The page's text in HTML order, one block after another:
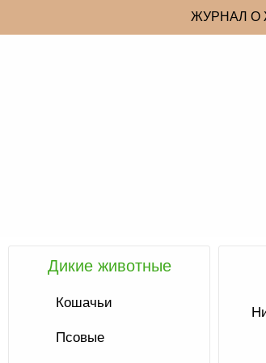
ЖУРНАЛ О
Дикие животные
Кошачьи
Псовые